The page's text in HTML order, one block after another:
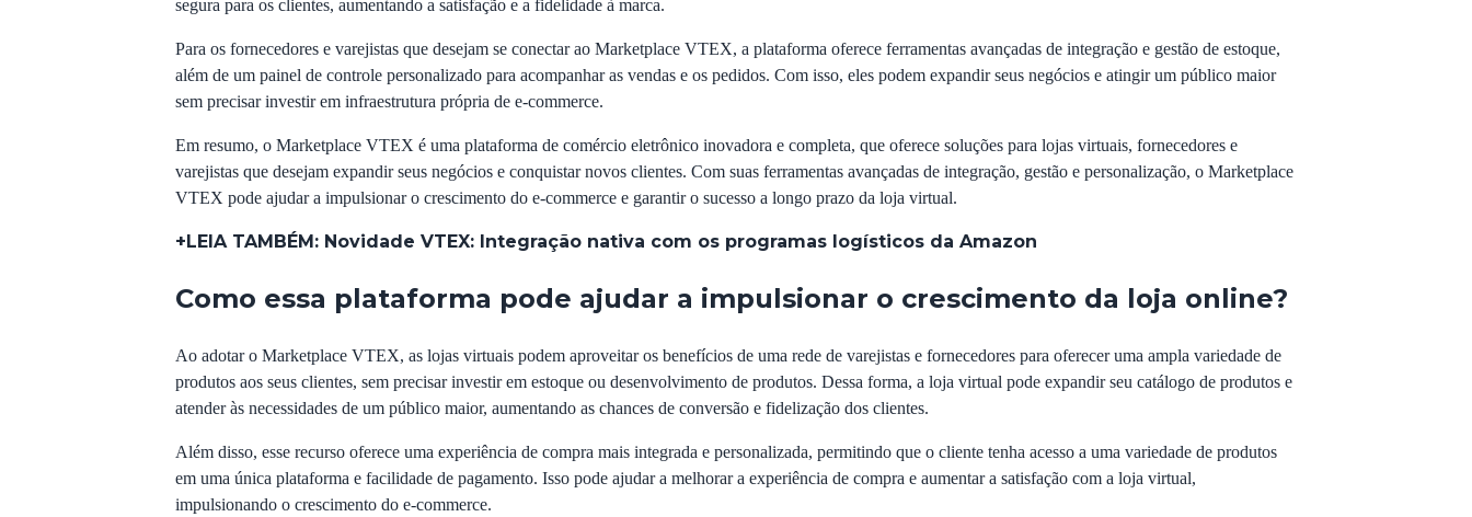
segura para os clientes, aumentando a satisfação e a fidelidade à marca.
Para os fornecedores e varejistas que desejam se conectar ao Marketplace VTEX, a plataforma oferece ferramentas avançadas de integração e gestão de estoque,
além de um painel de controle personalizado para acompanhar as vendas e os pedidos. Com isso, eles podem expandir seus negócios e atingir um público maior
sem precisar investir em infraestrutura própria de e-commerce.
Em resumo, o Marketplace VTEX é uma plataforma de comércio eletrônico inovadora e completa, que oferece soluções para lojas virtuais, fornecedores e
varejistas que desejam expandir seus negócios e conquistar novos clientes. Com suas ferramentas avançadas de integração, gestão e personalização, o Marketplace
VTEX pode ajudar a impulsionar o crescimento do e-commerce e garantir o sucesso a longo prazo da loja virtual.
+LEIA TAMBÉM: Novidade VTEX: Integração nativa com os programas logísticos da Amazon
Como essa plataforma pode ajudar a impulsionar o crescimento da loja online?
Ao adotar o Marketplace VTEX, as lojas virtuais podem aproveitar os benefícios de uma rede de varejistas e fornecedores para oferecer uma ampla variedade de
produtos aos seus clientes, sem precisar investir em estoque ou desenvolvimento de produtos. Dessa forma, a loja virtual pode expandir seu catálogo de produtos e
atender às necessidades de um público maior, aumentando as chances de conversão e fidelização dos clientes.
Além disso, esse recurso oferece uma experiência de compra mais integrada e personalizada, permitindo que o cliente tenha acesso a uma variedade de produtos
em uma única plataforma e facilidade de pagamento. Isso pode ajudar a melhorar a experiência de compra e aumentar a satisfação com a loja virtual,
impulsionando o crescimento do e-commerce.